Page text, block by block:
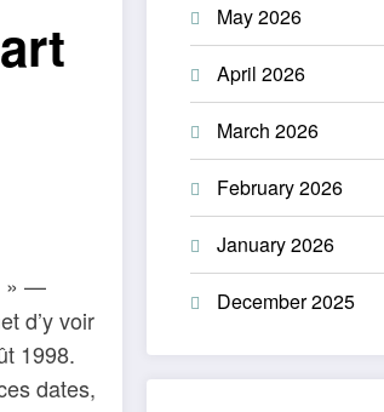
» —
d’y voir
1998.
dates,
May 2026
April 2026
March 2026
February 2026
January 2026
December 2025